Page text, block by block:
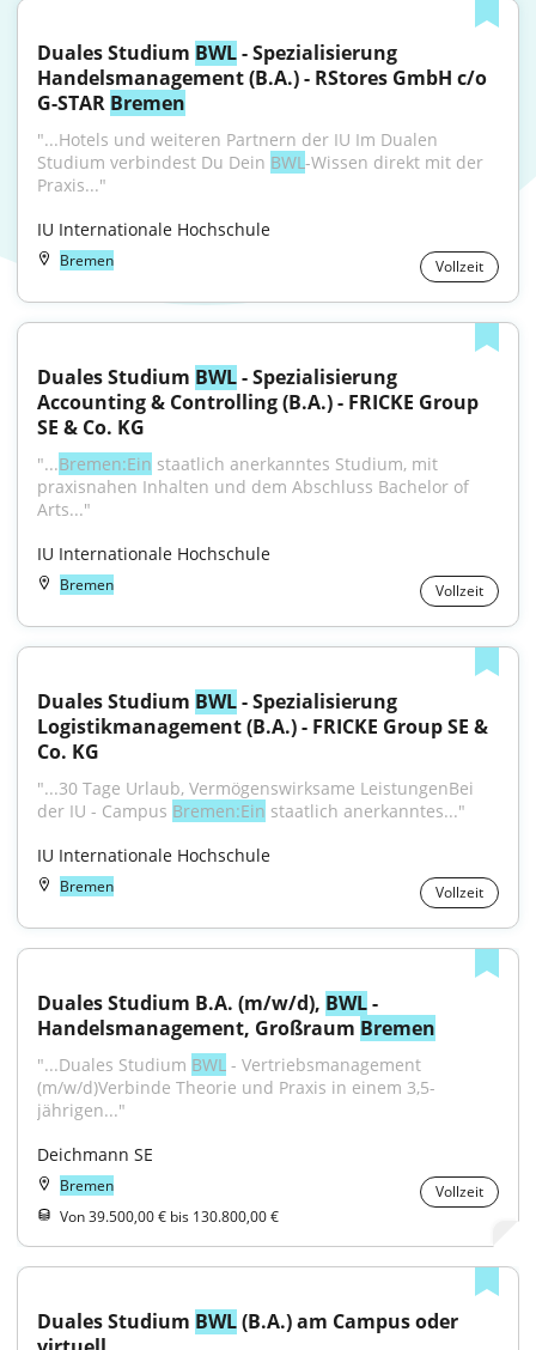
Duales Studium BWL - Spezialisierung
Handelsmanagement (B.A.) - RStores GmbH c/o
G-STAR Bremen
"...Hotels und weiteren Partnern der IU Im Dualen
Studium verbindest Du Dein BWL-Wissen direkt mit der
Praxis..."
IU Internationale Hochschule
Bremen Vollzeit
Duales Studium BWL - Spezialisierung
Accounting & Controlling (B.A.) - FRICKE Group
SE & Co. KG
"...Bremen:Ein staatlich anerkanntes Studium, mit
praxisnahen Inhalten und dem Abschluss Bachelor of
Arts..."
IU Internationale Hochschule
Bremen Vollzeit
Duales Studium BWL - Spezialisierung
Logistikmanagement (B.A.) - FRICKE Group SE &
Co. KG
"...30 Tage Urlaub, Vermögenswirksame LeistungenBei
der IU - Campus Bremen:Ein staatlich anerkanntes..."
IU Internationale Hochschule
Bremen Vollzeit
Duales Studium B.A. (m/w/d), BWL -
Handelsmanagement, Großraum Bremen
"...Duales Studium BWL - Vertriebsmanagement
(m/w/d)Verbinde Theorie und Praxis in einem 3,5-
jährigen..."
Deichmann SE
Bremen
Vollzeit
Von 39.500,00 € bis 130.800,00 €
Duales Studium BWL (B.A.) am Campus oder